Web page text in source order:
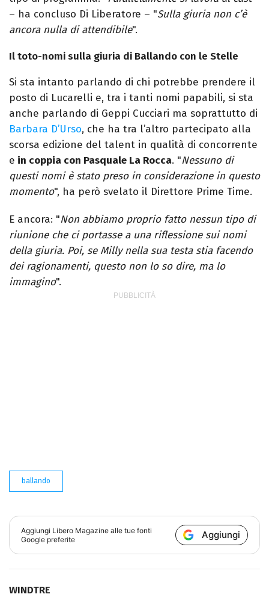
– ha concluso Di Liberatore – "Sulla giuria non c’è
ancora nulla di attendibile".
Il toto-nomi sulla giuria di Ballando con le Stelle
Si sta intanto parlando di chi potrebbe prendere il
posto di Lucarelli e, tra i tanti nomi papabili, si sta
anche parlando di Geppi Cucciari ma soprattutto di
Barbara D’Urso, che ha tra l’altro partecipato alla
scorsa edizione del talent in qualità di concorrente
e in coppia con Pasquale La Rocca. "Nessuno di
questi nomi è stato preso in considerazione in questo
momento", ha però svelato il Direttore Prime Time.
E ancora: "Non abbiamo proprio fatto nessun tipo di
riunione che ci portasse a una riflessione sui nomi
della giuria. Poi, se Milly nella sua testa stia facendo
dei ragionamenti, questo non lo so dire, ma lo
immagino".
ballando
Aggiungi Libero Magazine alle tue fonti
Google preferite
Aggiungi
WINDTRE